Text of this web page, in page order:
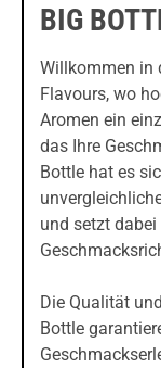
BIG
Willkommen in
Flavours, wo
Aromen ein
das Ihre
Bottle hat es
und setzt
Die Qualität
Bottle